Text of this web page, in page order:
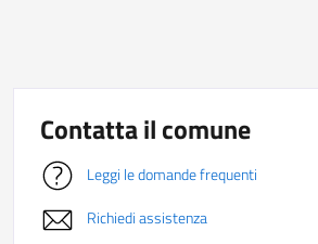
Contatta il comune
Leggi le domande frequenti
Richiedi assistenza